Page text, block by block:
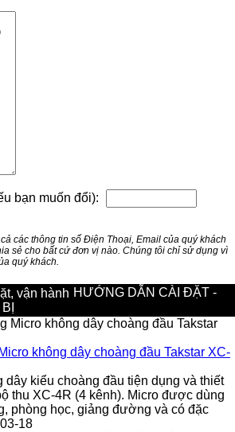
bạn muốn đổi):
các thông tin số Điện Thoại, Email của quý khách
sẻ cho bất cứ đơn vị nào. Chúng tôi chỉ sử dụng vì
quý khách.
HƯỚNG DẪN CÀI ĐẶT -
không dây choàng đầu Takstar XC-
dây kiểu choàng đầu tiện dụng và thiết
thu XC-4R (4 kênh). Micro được dùng
phòng học, giảng đường và có đặc
18